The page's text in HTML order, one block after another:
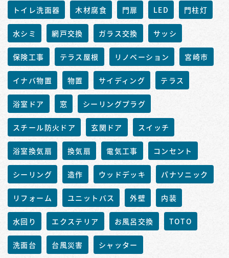
トイレ洗面器 木材腐食 門扉 LED 門柱灯
水シミ 網戸交換 ガラス交換 サッシ
保険工事 テラス屋根 リノベーション 宮崎市
イナバ物置 物置 サイディング テラス
浴室ドア 窓 シーリングプラグ
スチール防火ドア 玄関ドア スイッチ
浴室換気扇 換気扇 電気工事 コンセント
シーリング 造作 ウッドデッキ パナソニック
リフォーム ユニットバス 外壁 内装
水回り エクステリア お風呂交換 TOTO
洗面台 台風災害 シャッター